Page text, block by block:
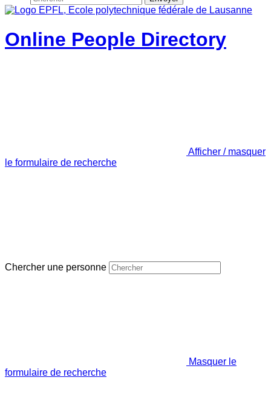
Online People Directory
Afficher / masquer
le formulaire de recherche
Chercher une personne
Masquer le
formulaire de recherche